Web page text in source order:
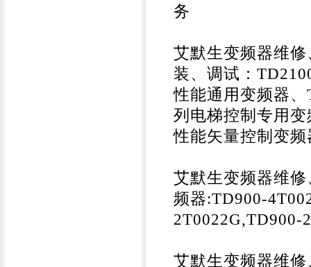
务
艾默生变频器维
装、调试：
性能通用变频器
列电梯控制专用
性能矢量控制变
艾默生变频器维
频器:TD900-
2T0022G,TD900-
艾默生变频器维